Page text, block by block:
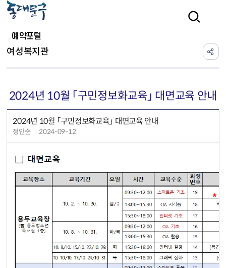
예약포털
여성복지관
2024년 10월 「구민정보화교육」 대면교육 안내
2024년 10월 「구민정보화교육」 대면교육 안내
정인순 2024-09-12